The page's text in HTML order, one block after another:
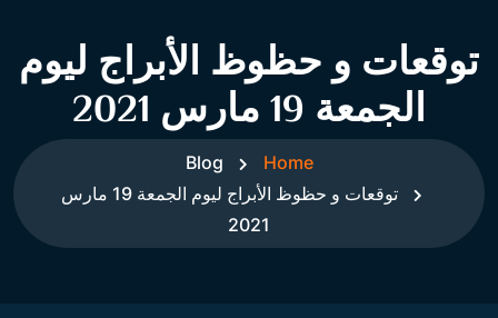
توقعات و حظوظ الأبراج ليوم
الجمعة 19 مارس 2021
Home
Blog
توقعات و حظوظ الأبراج ليوم الجمعة 19 مارس
2021